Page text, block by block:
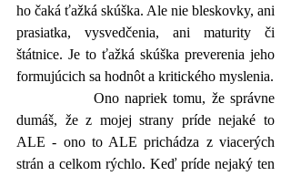
ho čaká ťažká skúška. Ale nie bleskovky, ani
prasiatka, vysvedčenia, ani maturity či
štátnice. Je to ťažká skúška preverenia jeho
dumáš, že z mojej strany príde nejaké to
ALE - ono to ALE prichádza z viacerých
strán a celkom rýchlo. Keď príde nejaký ten